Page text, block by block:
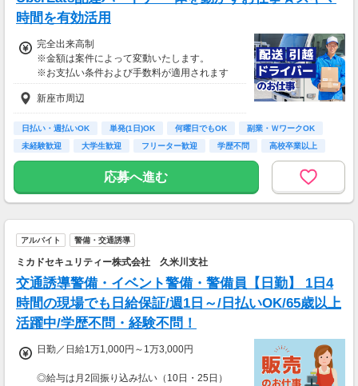
時間を有効活用
完全出来高制
※金額は案件によって変動いたします。
※お支払い条件および手数料が適用されます
新座市周辺
日払い・週払いOK 単発(1日)OK 何曜日でもOK
副業・ＷワークOK
未経験歓迎
大学生歓迎 フリーター歓迎 学歴不問 高校卒業以上
応募へ進む
アルバイト 警備・交通誘導
ミカドセキュリティー株式会社 久米川支社
交通誘導警備・イベント警備・警備員【日勤】 1日4
時間の現場でも日給保証/週1日～/日払いOK/65歳以上
活躍中/学歴不問・経験不問！
日勤／日給1万1,000円～1万3,000円
◎給与は月2回振り込み払い（10日・25日）